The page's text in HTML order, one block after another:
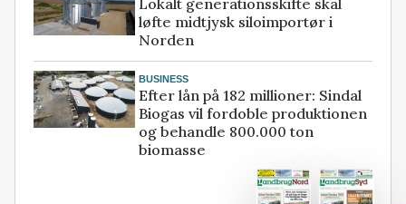
løfte midtjysk siloimportør i
Norden
BUSINESS
Efter lån på 182 millioner: Sindal
Biogas vil fordoble produktionen
og behandle 800.000 ton
biomasse